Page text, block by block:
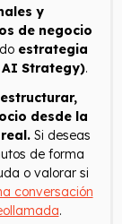
y
de negocio
estrategia
AI Strategy).
desde la
Si deseas
de forma
o valorar si
conversación
.